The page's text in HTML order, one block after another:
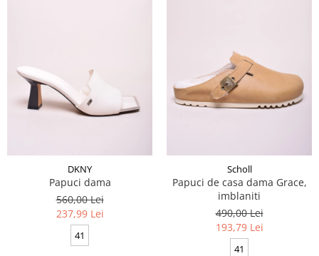
DKNY
Papuci dama
560,00 Lei
237,99 Lei
41
Scholl
Papuci de casa dama Grace,
imblaniti
490,00 Lei
193,79 Lei
41